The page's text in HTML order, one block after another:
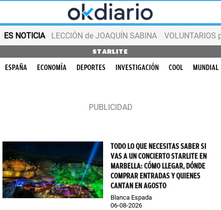
ES NOTICIA LECCIÓN de JOAQUÍN SABINA VOLUNTARIOS
STARLITE
ESPAÑA ECONOMÍA DEPORTES INVESTIGACIÓN COOL MUNDIAL
TODO LO QUE NECESITAS SABER SI
VAS A UN CONCIERTO STARLITE EN
MARBELLA: CÓMO LLEGAR, DÓNDE
COMPRAR ENTRADAS Y QUIENES
CANTAN EN AGOSTO
Blanca Espada
06-08-2026